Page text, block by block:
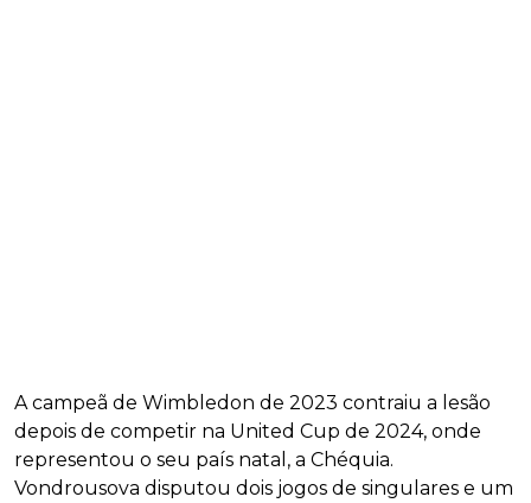
A campeã de Wimbledon de 2023 contraiu a lesão
depois de competir na United Cup de 2024, onde
representou o seu país natal, a Chéquia.
Vondrousova disputou dois jogos de singulares e um